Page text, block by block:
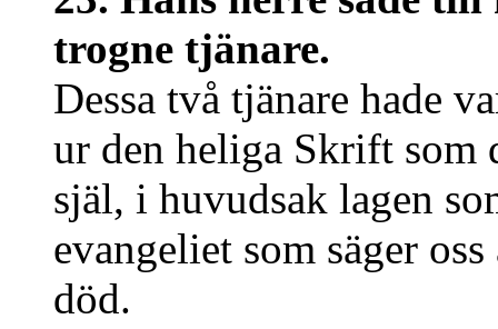
trogne tjänare.
Dessa två tjänare hade
ur den heliga Skrift som
själ, i huvudsak lagen
evangeliet som säger
död.